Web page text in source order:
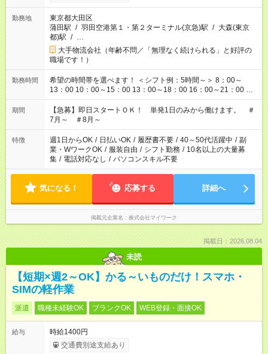
勤務地
東京都大田区
蒲田駅 / 羽田空港第１・第２ターミナル(京急)駅 / 大森(東京
都)駅 / …
大手物流会社（年齢不問／「無理なく続けられる」と好評の
職場です！）
勤務時間
希望の時間帯を選べます！ ＜シフト例：5時間～＞ 8：00～
13：00 10：00～15：00 13：00～18：00 16：00～21：00 ＜
シフト例：8時間～＞ ・10：00～19：00 ・13：00～22：00 ・
22：00～翌6：00 など！是非ご希望をお聞かせください！
期間
【急募】即日スタートＯＫ！ 単発1日のみから働けます。 ＃
7月～ ＃8月～
特徴 週1日からOK / 日払いOK / 履歴書不要 / 40～50代活躍中 / 副
業・WワークOK / 服装自由 / シフト勤務 / 10名以上の大量募
集 / 電話対応なし / パソコンスキル不要
気になる！ 応募する 詳細へ
掲載元企業名 株式会社マイワーク
掲載日：2026.08.04
未読
【短期×週2～OK】かる～いものだけ！スマホ・
SIMの軽作業
派遣 職種未経験OK ブランクOK WEB登録・面接OK
給与
時給1400円
交通費別途支給あり